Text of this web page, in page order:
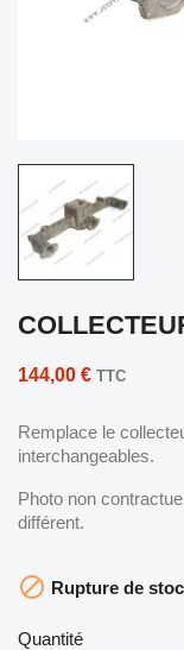
144,00 € TTC
Remplace le
interchangeables.
Photo non
différent.
 Rupture de
Quantité